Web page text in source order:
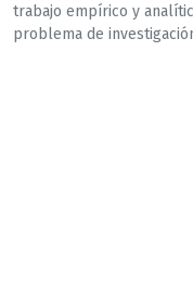
trabajo empírico y
problema de